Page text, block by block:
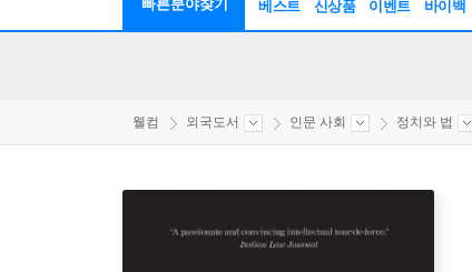
빠른분야찾기 베스트 신상품 이벤트 바이백
웰컴 외국도서 인문 사회 정치와 법